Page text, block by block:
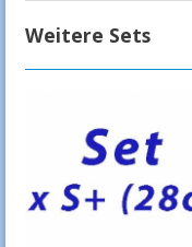
Weitere Sets